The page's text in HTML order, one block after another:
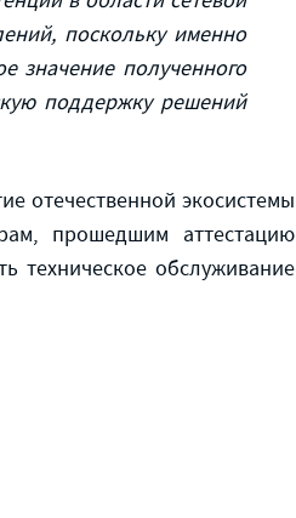
поскольку именно
значение полученного
поддержку решений
отечественной экосистемы
прошедшим аттестацию
техническое обслуживание